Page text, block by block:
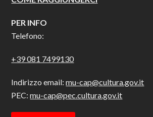
PER INFO
Telefono:
+39 081 7499130
Indirizzo email:mu-cap@cultura.gov.it
PEC:mu-cap@pec.cultura.gov.it